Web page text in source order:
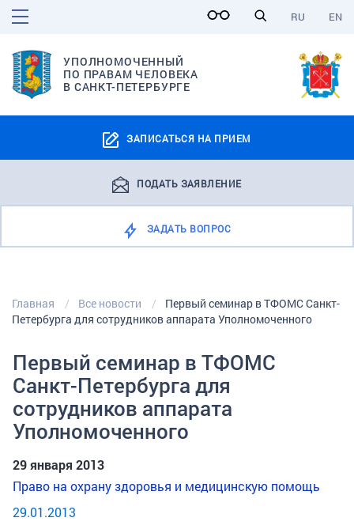
EN
RU
УПОЛНОМОЧЕННЫЙ
ПО ПРАВАМ ЧЕЛОВЕКА
В САНКТ-ПЕТЕРБУРГЕ
ЗАПИСАТЬСЯ НА ПРИЕМ
ПОДАТЬ ЗАЯВЛЕНИЕ
ЗАДАТЬ ВОПРОС
Главная Все новости
Первый семинар в ТФОМС Санкт-
Петербурга для сотрудников аппарата Уполномоченного
Первый семинар в ТФОМС
Санкт-Петербурга для
сотрудников аппарата
Уполномоченного
29 января 2013
Право на охрану здоровья и медицинскую помощь
29.01.2013